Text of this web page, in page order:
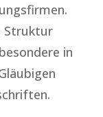
Struktur
in